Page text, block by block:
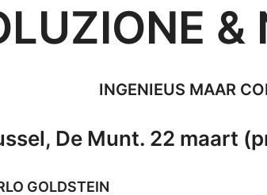
&
INGENIEUS MAAR
De Munt. 22 maart
GOLDSTEIN